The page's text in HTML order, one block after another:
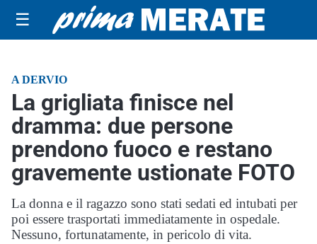
☰
A DERVIO
La grigliata finisce nel
dramma: due persone
prendono fuoco e restano
gravemente ustionate FOTO
La donna e il ragazzo sono stati sedati ed intubati per
poi essere trasportati immediatamente in ospedale.
Nessuno, fortunatamente, in pericolo di vita.